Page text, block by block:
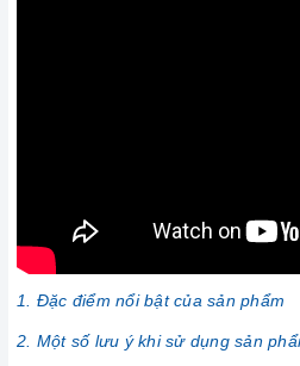
1. Đặc điểm nổi bật của sản phẩm
2. Một số lưu ý khi sử dụng sản